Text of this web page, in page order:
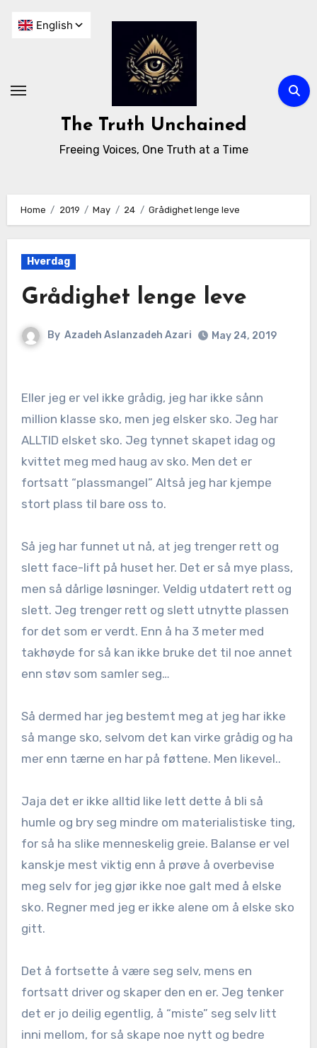
The Truth Unchained
Freeing Voices, One Truth at a Time
Home 2019 May 24 Grådighet lenge leve
Hverdag
Grådighet lenge leve
By Azadeh Aslanzadeh Azari May 24, 2019
Eller jeg er vel ikke grådig, jeg har ikke sånn
million klasse sko, men jeg elsker sko. Jeg har
ALLTID elsket sko. Jeg tynnet skapet idag og
kvittet meg med haug av sko. Men det er
fortsatt “plassmangel” Altså jeg har kjempe
stort plass til bare oss to.
Så jeg har funnet ut nå, at jeg trenger rett og
slett face-lift på huset her. Det er så mye plass,
men så dårlige løsninger. Veldig utdatert rett og
slett. Jeg trenger rett og slett utnytte plassen
for det som er verdt. Enn å ha 3 meter med
takhøyde for så kan ikke bruke det til noe annet
enn støv som samler seg…
Så dermed har jeg bestemt meg at jeg har ikke
så mange sko, selvom det kan virke grådig og ha
mer enn tærne en har på føttene. Men likevel..
Jaja det er ikke alltid like lett dette å bli så
humle og bry seg mindre om materialistiske ting,
for så ha slike menneskelig greie. Balanse er vel
kanskje mest viktig enn å prøve å overbevise
meg selv for jeg gjør ikke noe galt med å elske
sko. Regner med jeg er ikke alene om å elske sko
gitt.
Det å fortsette å være seg selv, mens en
fortsatt driver og skaper den en er. Jeg tenker
det er jo deilig egentlig, å “miste” seg selv litt
inni mellom, for så skape noe nytt og bedre